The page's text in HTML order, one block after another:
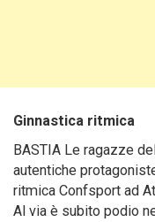
Ginnastica ritmica
BASTIA Le ragazze
autentiche
ritmica Confsport ad
Al via è subito podio